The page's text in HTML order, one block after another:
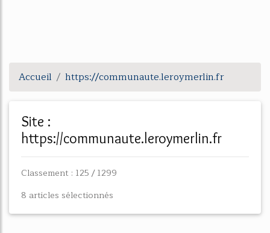
Accueil https://communaute.leroymerlin.fr
Site :
https://communaute.leroymerlin.fr
Classement : 125 / 1299
8 articles sélectionnés